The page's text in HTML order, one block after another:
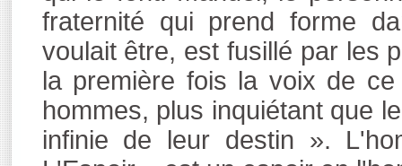
fraternité qui prend forme
voulait être, est fusillé par les
la première fois la voix de
hommes, plus inquiétant que
infinie de leur destin ».